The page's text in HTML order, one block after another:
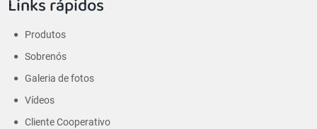
Produtos
Sobrenós
Galeria de fotos
Vídeos
Cliente Cooperativo